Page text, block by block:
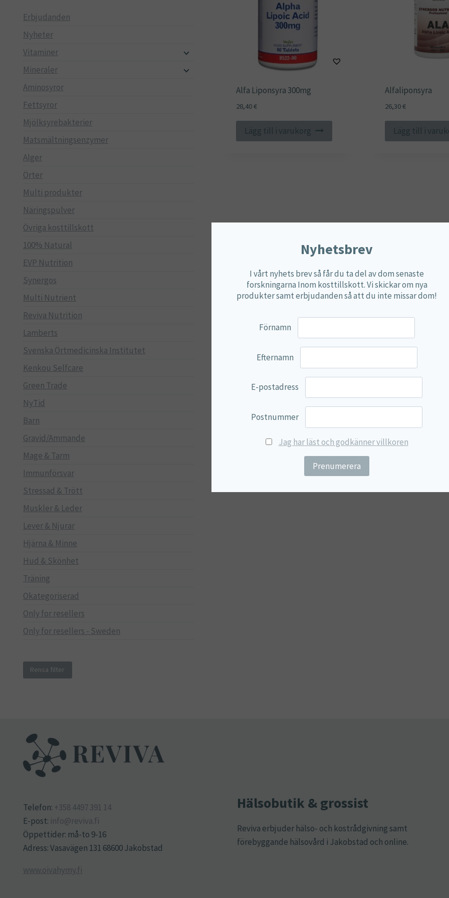
Alfa Liponsyra 300mg
28,40€
Lägg till i varukorg
Alfaliponsyra
26,30€
Lägg till i
Erbjudanden
Nyheter
Vitaminer
Mineraler
Aminosyror
Fettsyror
Mjölksyrebakterier
Matsmältningsenzymer
Alger
Örter
Multi produkter
Näringspulver
Övriga kosttillskott
100% Natural
EVP Nutrition
Synergos
Multi Nutrient
Reviva Nutrition
Lamberts
Svenska Örtmedicinska Institutet
Kenkou Selfcare
Green Trade
NyTid
Barn
Gravid/Ammande
Mage & Tarm
Immunförsvar
Stressad & Trött
Muskler & Leder
Lever & Njurar
Hjärna & Minne
Hud & Skönhet
Träning
Okategoriserad
Only for resellers
Only for resellers - Sweden
Rensa filter
Telefon: +358 4497 391 14
E-post: info@reviva.fi
Öppettider: må-to 9-16
Adress: Vasavägen 131 68600 Jakobstad
www.oivahymy.fi
Hälsobutik & grossist
Reviva erbjuder hälso- och kostrådgivning samt
förebyggande hälsovård i Jakobstad och online.
Nyhetsbrev
I vårt nyhets brev så får du ta del av dom senaste
forskningarna Inom kosttillskott. Vi skickar om nya
produkter samt erbjudanden så att du inte missar dom!
Förnamn
Efternamn
E-postadress
Postnummer
Jag har läst och godkänner villkoren